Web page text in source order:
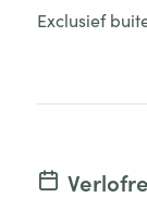
Exclusief